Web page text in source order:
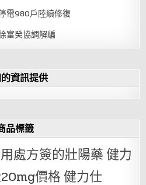
電980戶陸續修復
富癸協調解編
資訊提供
品標籤
處方簽的壯陽藥健力
價格健力仕